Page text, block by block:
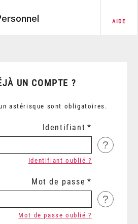
AIDE
UN COMPTE ?
astérisque sont obligatoires.
Identifiant
?
Identifiant oublié ?
Mot de passe
?
Mot de passe oublié ?